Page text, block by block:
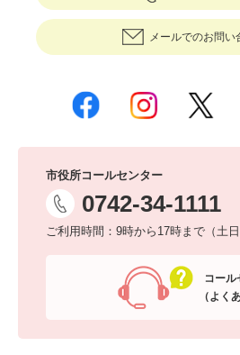
メールでのお問い
市役所コールセンター
0742-34-1111
ご利用時間：9時から17時まで（土
コール
（よく